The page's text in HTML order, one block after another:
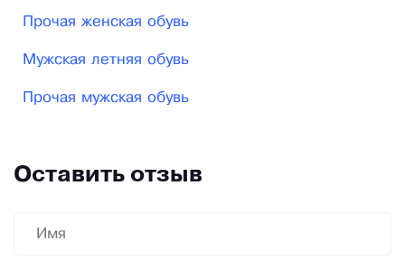
Прочая женская обувь
Мужская летняя обувь
Прочая мужская обувь
Оставить отзыв